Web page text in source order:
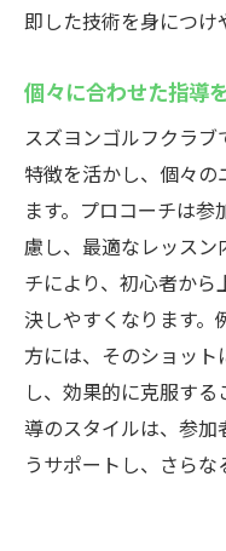
即した技術を身につけ
個々に合わせた指導
スズヨンゴルフクラ
特徴を活かし、個々
ます。プロコーチは
慮し、最適なレッスン
チにより、初心者か
決しやすくなります。
方には、そのショッ
し、効果的に克服す
導のスタイルは、参加
うサポートし、さらな